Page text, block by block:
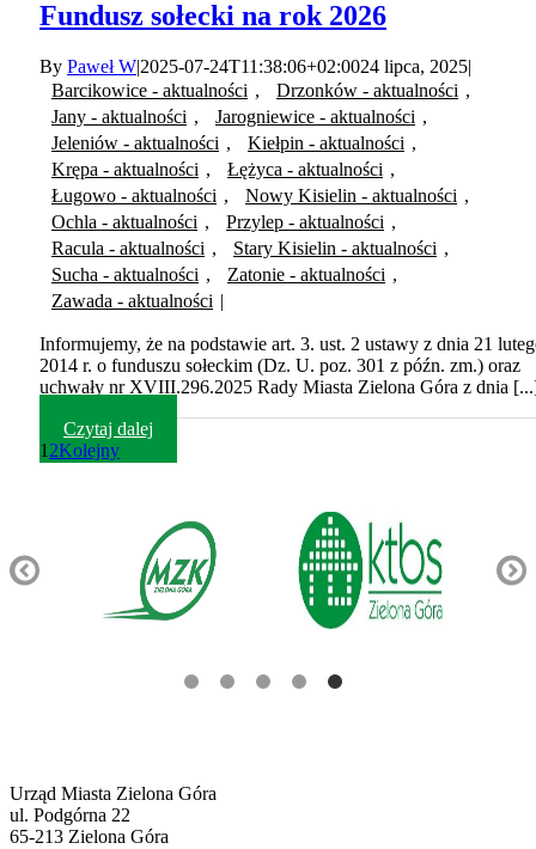
Fundusz sołecki na rok 2026
By Paweł W|2025-07-24T11:38:06+02:0024 lipca, 2025|
Barcikowice - aktualności , Drzonków - aktualności ,
Jany - aktualności , Jarogniewice - aktualności ,
Jeleniów - aktualności , Kiełpin - aktualności ,
Krępa - aktualności , Łężyca - aktualności ,
Ługowo - aktualności , Nowy Kisielin - aktualności ,
Ochla - aktualności , Przylep - aktualności ,
Racula - aktualności , Stary Kisielin - aktualności ,
Sucha - aktualności , Zatonie - aktualności ,
Zawada - aktualności |
Informujemy, że na podstawie art. 3. ust. 2 ustawy z dnia 21
2014 r. o funduszu sołeckim (Dz. U. poz. 301 z późn. zm.) oraz
uchwały nr XVIII.296.2025 Rady Miasta Zielona Góra z dnia
Czytaj dalej
1 2Kolejny
dane
Urząd Miasta Zielona Góra
ul. Podgórna 22
65-213 Zielona Góra